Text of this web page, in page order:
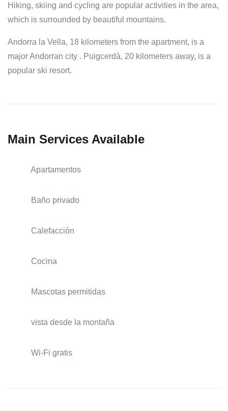
Hiking, skiing and cycling are popular activities in the area,
which is surrounded by beautiful mountains.
Andorra la Vella, 18 kilometers from the apartment, is a
major Andorran city . Puigcerdà, 20 kilometers away, is a
popular ski resort.
Main Services Available
Apartamentos
Baño privado
Calefacción
Cocina
Mascotas permitidas
vista desde la montaña
Wi-Fi gratis